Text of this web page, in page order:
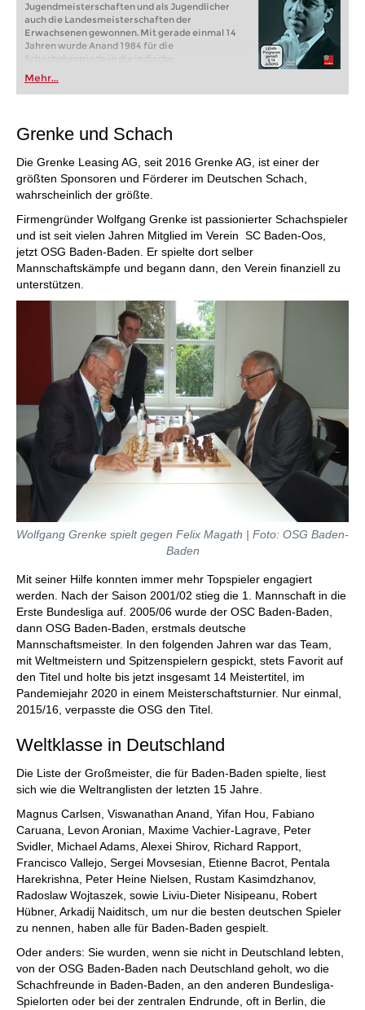
Jugendmeisterschaften und als Jugendlicher
auch die Landesmeisterschaften der
Erwachsenen gewonnen. Mit gerade einmal 14
Jahren wurde Anand 1984 für die
Schacholympiade in die indische
Nationalmannschaft berufen. 1987 wurde er
Juniorenweltmeister, 1988 verlieh die die FIDE
dem 19-jährigen den Titel eines Großmeisters.
Mehr...
Grenke und Schach
Die Grenke Leasing AG, seit 2016 Grenke AG, ist einer der
größten Sponsoren und Förderer im Deutschen Schach,
wahrscheinlich der größte.
Firmengründer Wolfgang Grenke ist passionierter Schachspieler
und ist seit vielen Jahren Mitglied im Verein SC Baden-Oos,
jetzt OSG Baden-Baden. Er spielte dort selber
Mannschaftskämpfe und begann dann, den Verein finanziell zu
unterstützen.
Wolfgang Grenke spielt gegen Felix Magath | Foto: OSG Baden-
Baden
Mit seiner Hilfe konnten immer mehr Topspieler engagiert
werden. Nach der Saison 2001/02 stieg die 1. Mannschaft in die
Erste Bundesliga auf. 2005/06 wurde der OSC Baden-Baden,
dann OSG Baden-Baden, erstmals deutsche
Mannschaftsmeister. In den folgenden Jahren war das Team,
mit Weltmeistern und Spitzenspielern gespickt, stets Favorit auf
den Titel und holte bis jetzt insgesamt 14 Meistertitel, im
Pandemiejahr 2020 in einem Meisterschaftsturnier. Nur einmal,
2015/16, verpasste die OSG den Titel.
Weltklasse in Deutschland
Die Liste der Großmeister, die für Baden-Baden spielte, liest
sich wie die Weltranglisten der letzten 15 Jahre.
Magnus Carlsen, Viswanathan Anand, Yifan Hou, Fabiano
Caruana, Levon Aronian, Maxime Vachier-Lagrave, Peter
Svidler, Michael Adams, Alexei Shirov, Richard Rapport,
Francisco Vallejo, Sergei Movsesian, Etienne Bacrot, Pentala
Harekrishna, Peter Heine Nielsen, Rustam Kasimdzhanov,
Radoslaw Wojtaszek, sowie Liviu-Dieter Nisipeanu, Robert
Hübner, Arkadij Naiditsch, um nur die besten deutschen Spieler
zu nennen, haben alle für Baden-Baden gespielt.
Oder anders: Sie wurden, wenn sie nicht in Deutschland lebten,
von der OSG Baden-Baden nach Deutschland geholt, wo die
Schachfreunde in Baden-Baden, an den anderen Bundesliga-
Spielorten oder bei der zentralen Endrunde, oft in Berlin, die